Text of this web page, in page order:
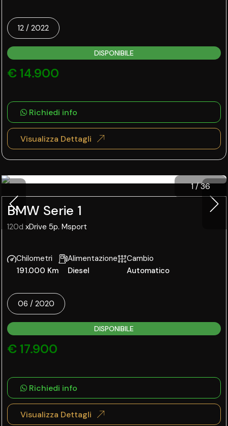
12 / 2022
DISPONIBILE
€ 14.900
Richiedi info
Visualizza Dettagli
1/36
BMW Serie 1
120d xDrive 5p. Msport
Chilometri
191.000 Km
Alimentazione
Diesel
Cambio
Automatico
06 / 2020
DISPONIBILE
€ 17.900
Richiedi info
Visualizza Dettagli